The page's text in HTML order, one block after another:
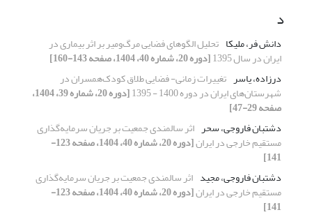
د
دانش فر، ملیکا تحلیل الگوهای فضایی مرگ‌و‌میر بر اثر بیماری در
ایران در سال 1395
[دوره 20، شماره 40، 1404، صفحه 143-160]
درزاده، یاسر تغییرات زمانی- فضایی طلاق کودک‌همسران در
شهرستان‌های ایران در دوره 1400 - 1395 [دوره 20، شماره 39، 1404،
صفحه 29-47]
دشتبان فاروجی، سحر اثر سالمندی جمعیت بر جریان سرمایه‌گذاری
مستقیم خارجی در ایران [دوره 20، شماره 40، 1404، صفحه 123-
141]
دشتبان فاروجی، مجید اثر سالمندی جمعیت بر جریان سرمایه‌گذاری
مستقیم خارجی در ایران [دوره 20، شماره 40، 1404، صفحه 123-
141]